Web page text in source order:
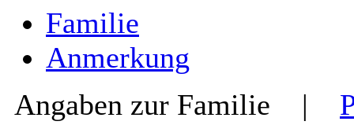
Familie
Anmerkung
Angaben zur Familie |